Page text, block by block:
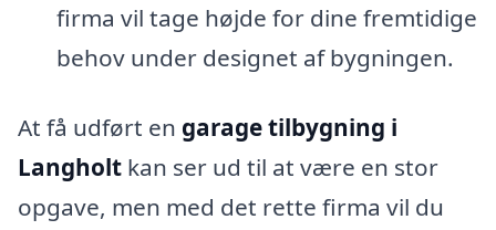
firma vil tage højde for dine fremtidige
behov under designet af bygningen.
At få udført en garage tilbygning i
Langholt kan ser ud til at være en stor
opgave, men med det rette firma vil du